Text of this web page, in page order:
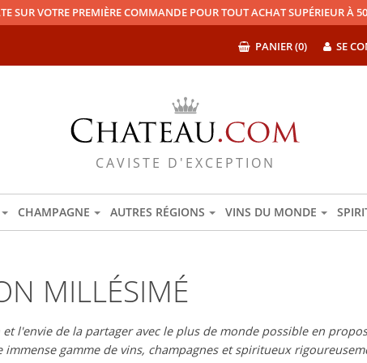
SUR VOTRE PREMIÈRE COMMANDE POUR TOUT ACHAT SUPÉRIEUR À
SE
PANIER (0)
CAVISTE D'EXCEPTION
CHAMPAGNE AUTRES RÉGIONS VINS DU MONDE
MILLÉSIMÉ
l'envie de la partager avec le plus de monde possible en
gamme de vins, champagnes et spiritueux